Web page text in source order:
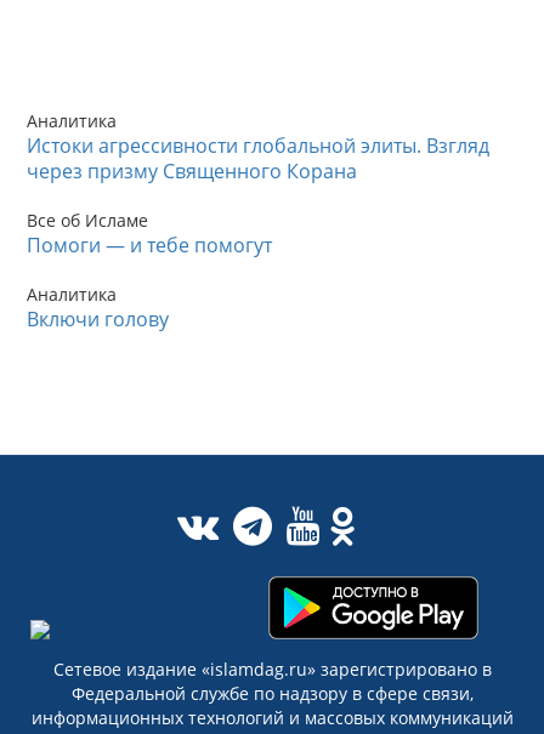
Аналитика
Истоки агрессивности глобальной элиты. Взгляд
через призму Священного Корана
Все об Исламе
Помоги — и тебе помогут
Аналитика
Включи голову
Сетевое издание «islamdag.ru» зарегистрировано в
Федеральной службе по надзору в сфере связи,
информационных технологий и массовых коммуникаций